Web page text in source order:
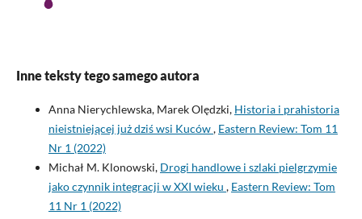
Inne teksty tego samego autora
Anna Nierychlewska, Marek Olędzki, Historia i prahistoria
nieistniejącej już dziś wsi Kuców, Eastern Review: Tom 11
Nr 1 (2022)
Michał M. Klonowski, Drogi handlowe i szlaki pielgrzymie
jako czynnik integracji w XXI wieku , Eastern Review: Tom
11 Nr 1 (2022)